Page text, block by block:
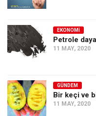
EKONOMI
Petrole
11 MAY, 2020
GÜNDEM
Bir keçi ve
11 MAY, 2020